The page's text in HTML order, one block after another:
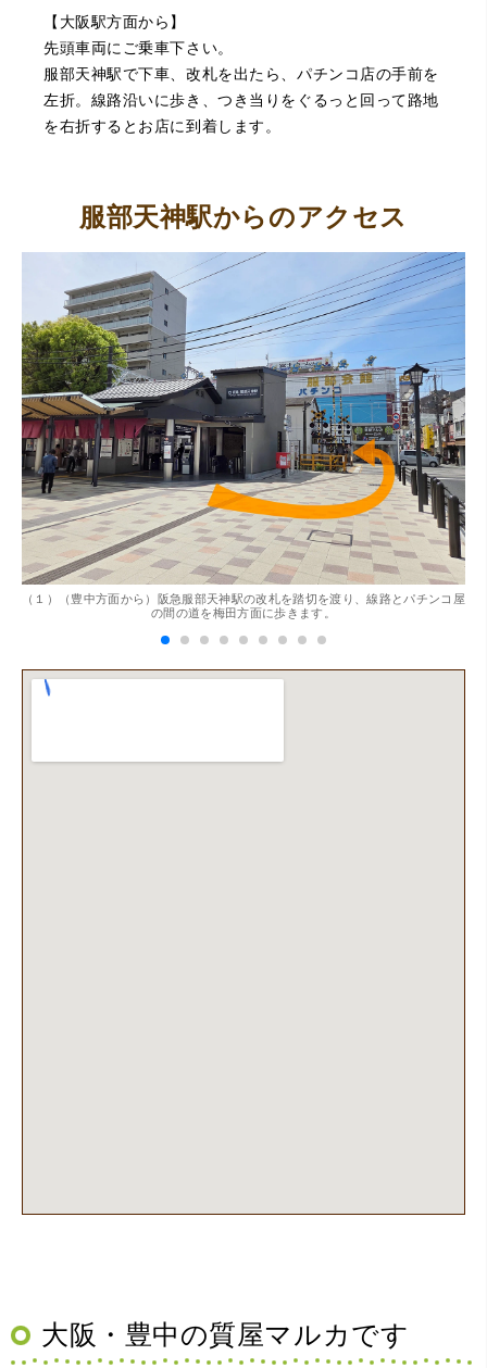
（豊中市西泉丘）初めて利用しましたが、とても親切丁寧
に査定をして頂き思いもよらない価格をいただきました。
正直他店の倍以上で驚きました。また機会があれば利用し
ます。
（大阪府東大阪市）ネットを見て安心できるお店であると
感じて飛び込みで訪問。飛びこみにも関わらず、とても親
切、丁ねいな対応をして頂き、思っていた以上の信用でき
るお店でした。満足いく金額で買い取って頂きました。あ
りがとうございます。
（兵庫県神戸市）別のお店でメール査定した際の1.5倍の金
額を提示いただけたので即決しました。楽器も安心してお
任せできそうです!
【大阪駅方面から】
先頭車両にご乗車下さい。
服部天神駅で下車、改札を出たら、パチンコ店の手前を
左折。線路沿いに歩き、つき当りをぐるっと回って路地
を右折するとお店に到着します。
服部天神駅からのアクセス
（１）（豊中方面から）阪急服部天神駅の改札を踏切を渡り、線路とパチンコ屋
の間の道を梅田方面に歩きます。
大阪・豊中の質屋マルカです